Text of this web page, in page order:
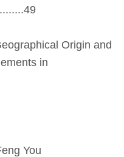
Origin and
in
You